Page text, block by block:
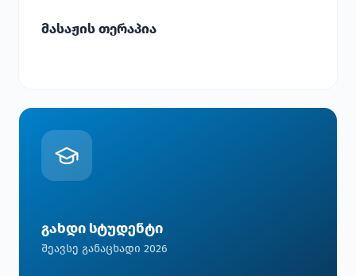
მასაჟის თერაპია
გახდი სტუდენტი
შეავსე განაცხადი 2026